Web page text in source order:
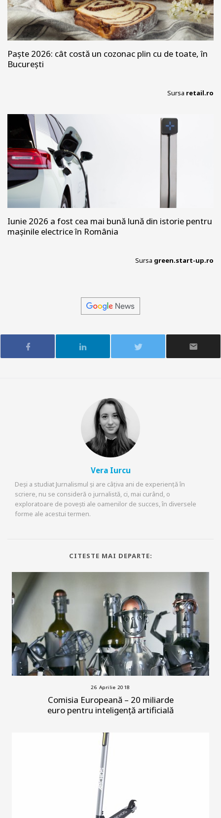
Paște 2026: cât costă un cozonac plin cu de toate, în
București
Sursa retail.ro
Iunie 2026 a fost cea mai bună lună din istorie pentru
mașinile electrice în România
Sursa green.start-up.ro
Vera Iurcu
Deși a studiat Jurnalismul și are câțiva ani de experiență în
scriere, nu se consideră o jurnalistă, ci, mai curând, o
exploratoare de povești ale oamenilor de succes, în diversele
forme ale acestui termen.
CITESTE MAI DEPARTE:
26 Aprilie 2018
Comisia Europeană – 20 miliarde
euro pentru inteligență artificială